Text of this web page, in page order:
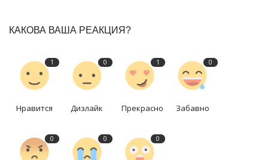
КАКОВА ВАША РЕАКЦИЯ?
1
Нравится
0
Дизлайк
1
Прекрасно
0
Забавно
0 0 0